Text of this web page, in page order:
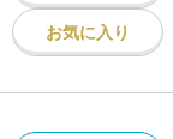
お気に入り